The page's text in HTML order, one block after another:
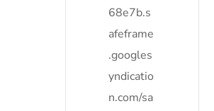
68e7b.s
afeframe
.googles
yndicatio
n.com/sa